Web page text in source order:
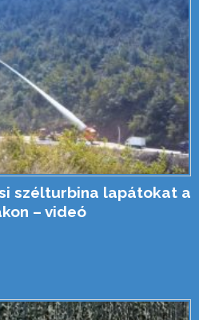
szélturbina lapátokat a
– videó